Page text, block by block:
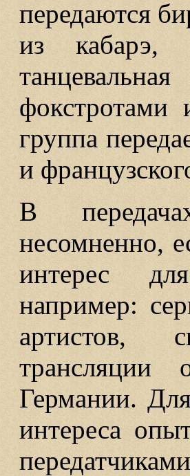
передаются
из кабарэ,
группа
и
В
несомненно,
интерес
например:
артистов,
трансляции
Германии.
интереса